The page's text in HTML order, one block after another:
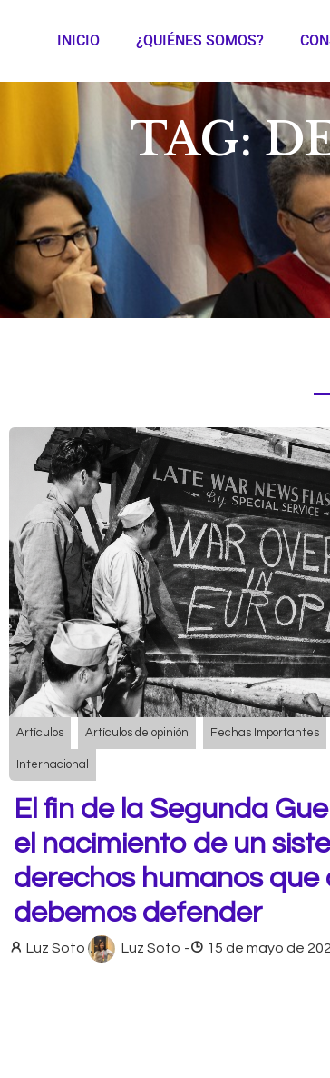
INICIO ¿QUIÉNES SOMOS?
TAG:
Artículos Artículos de opinión Fechas Importantes
Internacional
El fin de la Segunda
el nacimiento de un
derechos humanos que
debemos defender
Luz Soto Luz Soto - 15 de mayo de